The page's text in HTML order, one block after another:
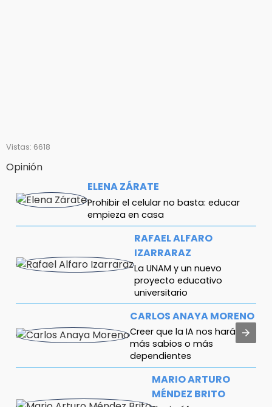
Vistas: 6618
Opinión
ELENA ZÁRATE
Prohibir el celular no basta: educar
empieza en casa
RAFAEL ALFARO
IZARRARAZ
La UNAM y un nuevo
proyecto educativo
universitario
CARLOS ANAYA MORENO
Creer que la IA nos hará
más sabios o más
dependientes
MARIO ARTURO
MÉNDEZ BRITO